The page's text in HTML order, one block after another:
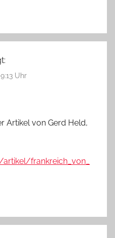
Uhr
Artikel von Gerd Held,
frankreich_von_